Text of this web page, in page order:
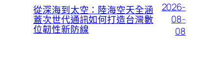
從深海到太空：陸海空天全涵
蓋次世代通訊如何打造台灣數
位韌性新防線
2026-
08-
08